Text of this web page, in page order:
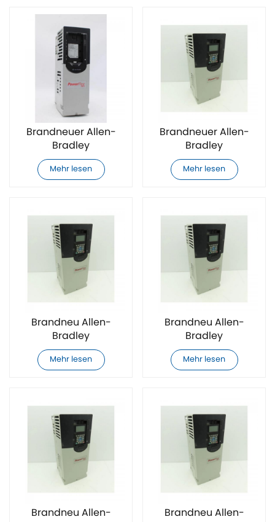
Brandneuer Allen-
Bradley
20F11ND027AA0NNNNN
AC-
Mehr lesen
Brandneuer Allen-
Bradley
20F11ND034AA0NNNNN
AC-
Mehr lesen
Brandneu Allen-
Bradley
20F11ND040AA0NNNNN
AC-
Mehr lesen
Brandneu Allen-
Bradley
20F11ND052AA0NNNNN
AC-
Mehr lesen
Brandneu Allen-
Brandneu Allen-